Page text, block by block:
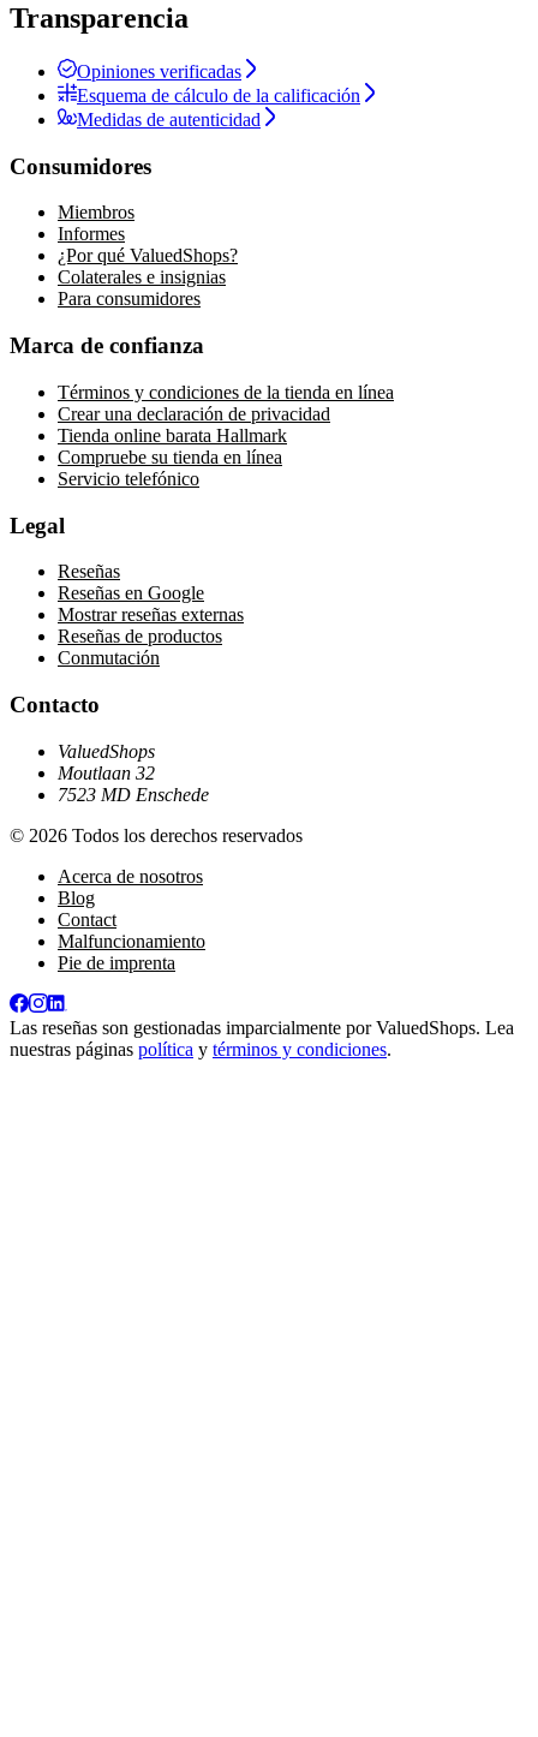
Transparencia
Opiniones verificadas
Esquema de cálculo de la calificación
Medidas de autenticidad
Consumidores
Miembros
Informes
¿Por qué ValuedShops?
Colaterales e insignias
Para consumidores
Marca de confianza
Términos y condiciones de la tienda en línea
Crear una declaración de privacidad
Tienda online barata Hallmark
Compruebe su tienda en línea
Servicio telefónico
Legal
Reseñas
Reseñas en Google
Mostrar reseñas externas
Reseñas de productos
Conmutación
Contacto
ValuedShops
Moutlaan 32
7523 MD Enschede
© 2026 Todos los derechos reservados
Acerca de nosotros
Blog
Contact
Malfuncionamiento
Pie de imprenta
Las reseñas son gestionadas imparcialmente porValuedShops. Lea
nuestras páginas política y términos y condiciones.